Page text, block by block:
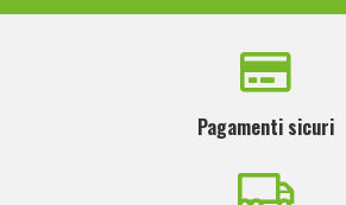
Pagamenti sicuri